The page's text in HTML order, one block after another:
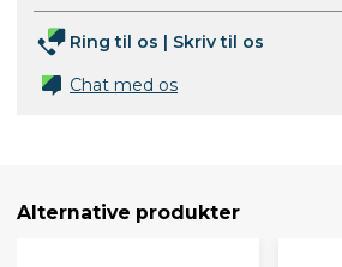
Ring til os | Skriv til os
Chat med os
Alternative produkter